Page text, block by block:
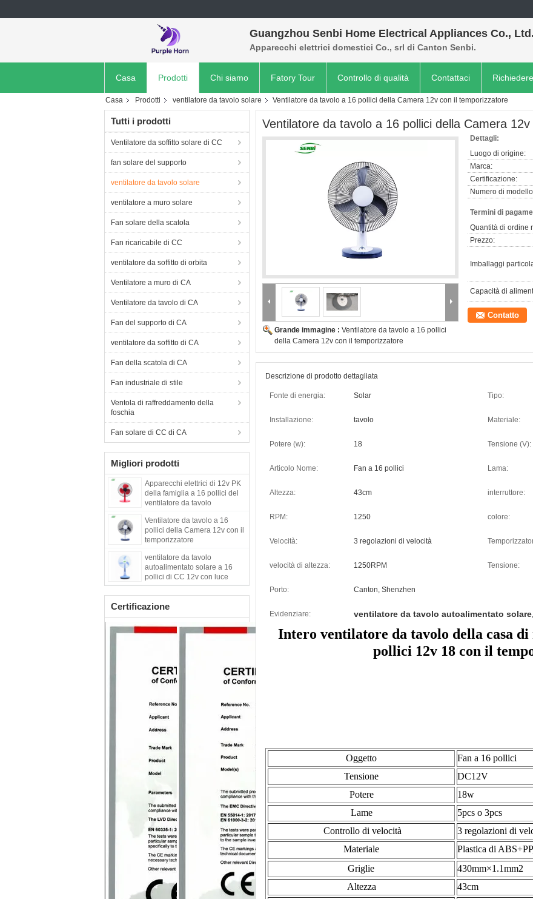
Guangzhou Senbi Home Electrical Appliances Co., Ltd.
Apparecchi elettrici domestici Co., srl di Canton Senbi.
Casa Prodotti Chi siamo Fatory Tour Controllo di qualità Contattaci
Casa Prodotti ventilatore da tavolo solare Ventilatore da tavolo a 16 pollici della Camera 12v con il temporizzatore
Tutti i prodotti
Ventilatore da soffitto solare di CC
fan solare del supporto
ventilatore da tavolo solare
ventilatore a muro solare
Fan solare della scatola
Fan ricaricabile di CC
ventilatore da soffitto di orbita
Ventilatore a muro di CA
Ventilatore da tavolo di CA
Fan del supporto di CA
ventilatore da soffitto di CA
Fan della scatola di CA
Fan industriale di stile
Ventola di raffreddamento della
foschia
Fan solare di CC di CA
Migliori prodotti
Apparecchi elettrici di 12v PK
della famiglia a 16 pollici del
ventilatore da tavolo
Ventilatore da tavolo a 16
pollici della Camera 12v con il
temporizzatore
ventilatore da tavolo
autoalimentato solare a 16
pollici di CC 12v con luce
Certificazione
Ventilatore da tavolo a 16 pollici della Camera
Grande immagine : Ventilatore da tavolo a 16 pollici
della Camera 12v con il temporizzatore
Dettagli:
Luogo di origine:
Marca:
Certificazione:
Numero di
Termini di
Quantità di ordine
Prezzo:
Imballaggi
Capacità di
Contatto
Descrizione di prodotto dettagliata
Fonte di energia: Solar Tipo:
Installazione: tavolo Materiale:
Potere (w): 18 Tensione (V):
Articolo Nome: Fan a 16 pollici Lama:
Altezza: 43cm interruttore:
RPM: 1250 colore:
Velocità: 3 regolazioni di velocità
velocità di altezza: 1250RPM Tensione:
Porto: Canton, Shenzhen
Evidenziare: ventilatore da tavolo autoalimentato solare,
Intero ventilatore da tavolo della casa di
pollici 12v 18 con il
Oggetto
Fan a 16 pollici
Tensione
DC12V
Potere
18w
Lame
5pcs o 3pcs
Controllo di velocità
3 regolazioni di
Materiale
Plastica di
Griglie
430mm×1.1mm2
Altezza
43cm